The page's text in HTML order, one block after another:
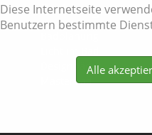
Baddesign
Designbäder
Masterbad
Diese Internetseite
Benutzern bestimmte
Alle